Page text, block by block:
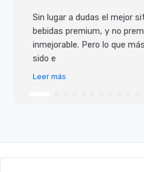
Sin lugar a dudas el mejor
bebidas premium, y no
inmejorable. Pero lo que
sido e
Leer más